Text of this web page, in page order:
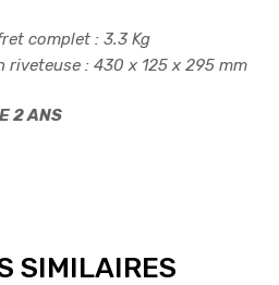
complet : 3.3 Kg
riveteuse : 430 x 125 x 295 mm
2 ANS
SIMILAIRES